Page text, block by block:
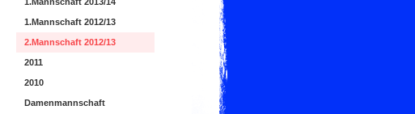
1.Mannschaft 2012/13
2.Mannschaft 2012/13
2011
2010
Damenmannschaft